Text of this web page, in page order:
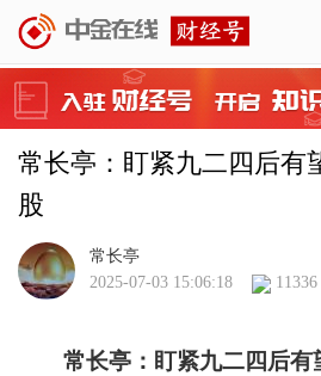
常长亭：盯紧九二四后有
股
常长亭
2025-07-03 15:06:18
11336
常长亭：盯紧九二四后